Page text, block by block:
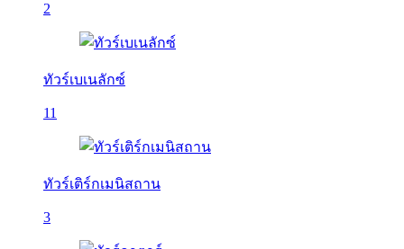
2
ทัวร์เบเนลักซ์
11
ทัวร์เติร์กเมนิสถาน
3